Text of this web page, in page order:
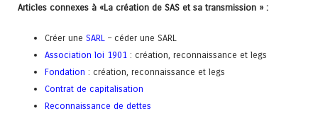
Articles connexes à «La création de SAS et sa transmission » :
Créer uneSARL – céder une SARL
Association loi 1901 : création, reconnaissance et legs
Fondation : création, reconnaissance et legs
Contrat de capitalisation
Reconnaissance de dettes